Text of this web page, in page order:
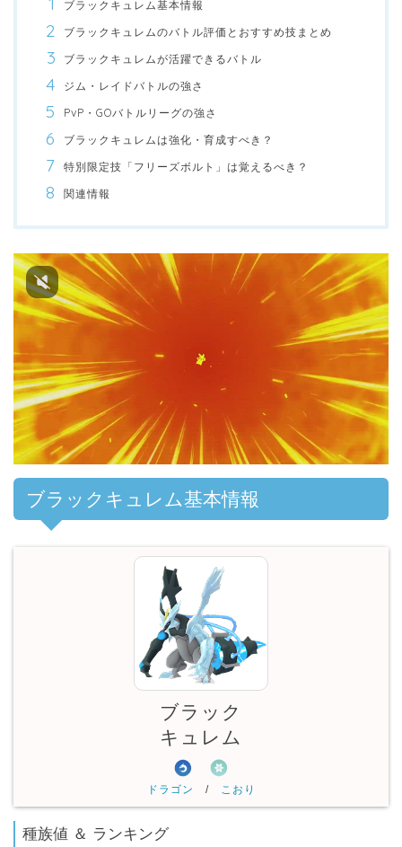
ブラックキュレム基本情報
ブラックキュレムのバトル評価とおすすめ技まとめ
ブラックキュレムが活躍できるバトル
ジム・レイドバトルの強さ
PvP・GOバトルリーグの強さ
ブラックキュレムは強化・育成すべき？
特別限定技「フリーズボルト」は覚えるべき？
関連情報
ブラックキュレム基本情報
ブラック
キュレム
ドラゴン / こおり
種族値 ＆ ランキング